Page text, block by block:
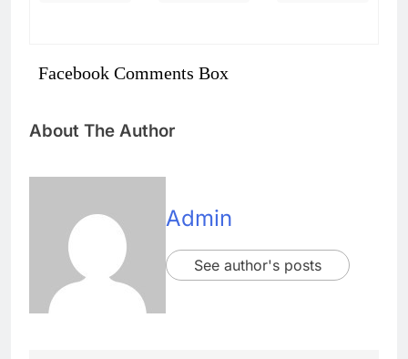
Facebook Comments Box
About The Author
Admin
See author's posts